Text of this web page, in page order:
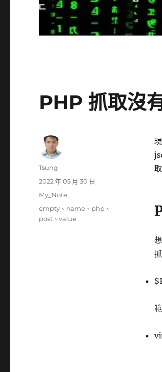
PHP 抓取沒
作
Tsung
發
日
期:
2022 年 05 月 30 日
分
My_Note
標
籤
empty 、 name 、 php 、
post 、value